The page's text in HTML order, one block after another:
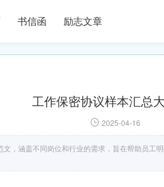
书信函 励志文章
工作保密协议样本汇总
2025-04-16
，涵盖不同岗位和行业的需求，旨在帮助员工